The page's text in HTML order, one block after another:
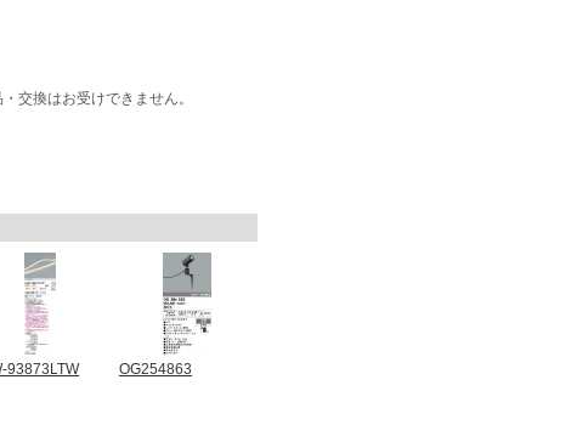
交換はお受けできません。
93873LTW OG254863